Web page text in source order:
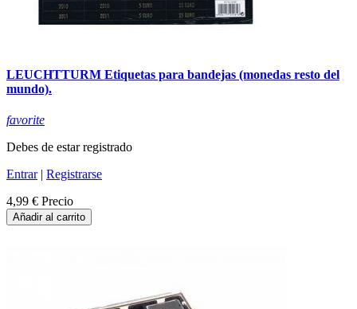
LEUCHTTURM Etiquetas para bandejas (monedas resto del
mundo).
favorite
Debes de estar registrado
Entrar| Registrarse
4,99 € Precio
Añadir al carrito